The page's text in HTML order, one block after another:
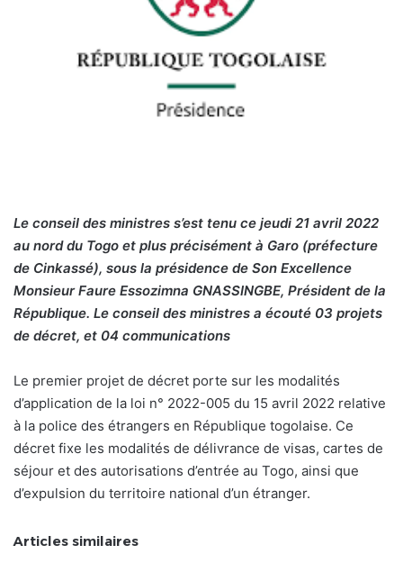
Le conseil des ministres s’est tenu ce jeudi 21 avril 2022
au nord du Togo et plus précisément à Garo (préfecture
de Cinkassé), sous la présidence de Son Excellence
Monsieur Faure Essozimna GNASSINGBE, Président de la
République. Le conseil des ministres a écouté 03 projets
de décret, et 04 communications
Le premier projet de décret porte sur les modalités
d’application de la loi n° 2022-005 du 15 avril 2022 relative
à la police des étrangers en République togolaise. Ce
décret fixe les modalités de délivrance de visas, cartes de
séjour et des autorisations d’entrée au Togo, ainsi que
d’expulsion du territoire national d’un étranger.
Articles similaires